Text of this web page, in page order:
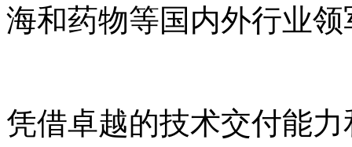
海和药物等国内外行业
凭借卓越的技术交付能